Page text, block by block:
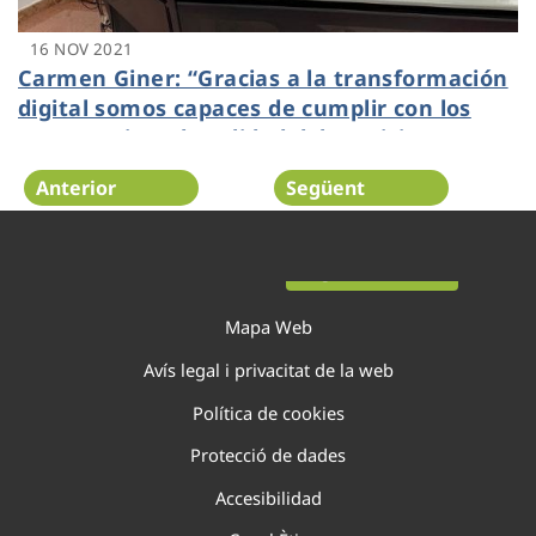
16 NOV 2021
Carmen Giner: “Gracias a la transformación
digital somos capaces de cumplir con los
compromisos de calidad del servicio
marcados por Hidraqua”
Anterior Següent
Mapa Web
Avís legal i privacitat de la web
Política de cookies
Protecció de dades
Accesibilidad